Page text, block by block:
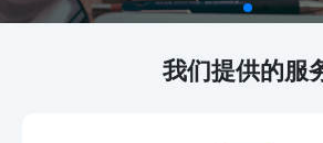
我们提供的服